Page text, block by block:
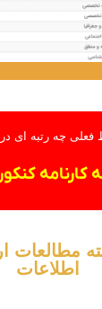
فعلی چه رتبه ای
کارنامه
مطالعات
اطلاعات